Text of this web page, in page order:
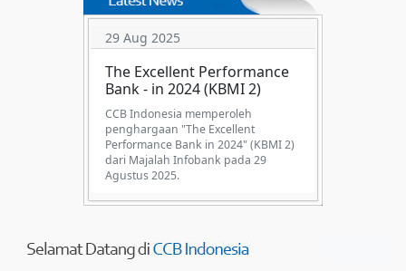
29 Aug 2025
The Excellent Performance
Bank - in 2024 (KBMI 2)
CCB Indonesia memperoleh
penghargaan "The Excellent
Performance Bank in 2024" (KBMI 2)
dari Majalah Infobank pada 29
Agustus 2025.